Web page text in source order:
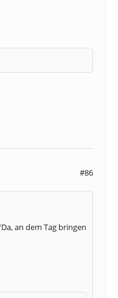
#86
an dem Tag bringen